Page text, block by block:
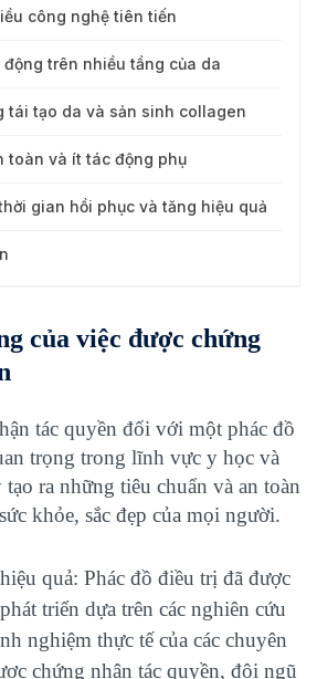
công nghệ tiên tiến
trên nhiều tầng của da
tái tạo da và sản sinh collagen
toàn và ít tác động phụ
gian hồi phục và tăng hiệu quả
của việc được chứng
tác quyền đối với một phác đồ
trọng trong lĩnh vực y học và
ra những tiêu chuẩn và an toàn
khỏe, sắc đẹp của mọi người.
quả: Phác đồ điều trị đã được
triển dựa trên các nghiên cứu
nghiệm thực tế của các chuyên
chứng nhận tác quyền, đội ngũ